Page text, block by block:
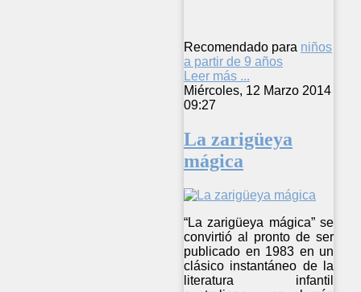
Recomendado para niños
a partir de 9 años
Leer más ...
Miércoles, 12 Marzo 2014
09:27
La zarigüeya
mágica
“La zarigüeya mágica” se
convirtió al pronto de ser
publicado en 1983 en un
clásico instantáneo de la
literatura infantil